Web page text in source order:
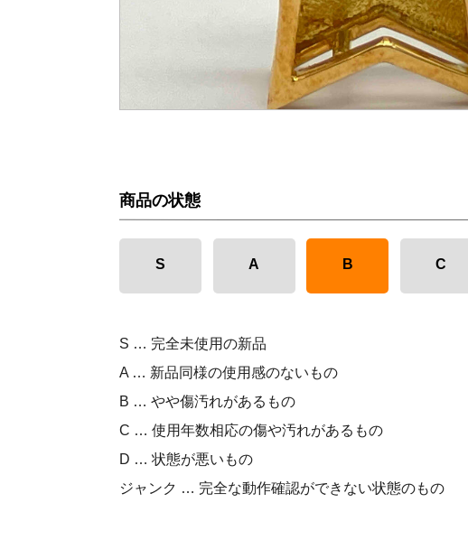
商品の状態
S A B C
S … 完全未使用の新品
A … 新品同様の使用感のないもの
B … やや傷汚れがあるもの
C … 使用年数相応の傷や汚れがあるもの
D … 状態が悪いもの
ジャンク … 完全な動作確認ができない状態のもの